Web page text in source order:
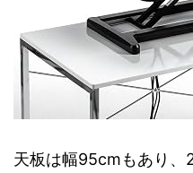
天板は幅95cmもあり、